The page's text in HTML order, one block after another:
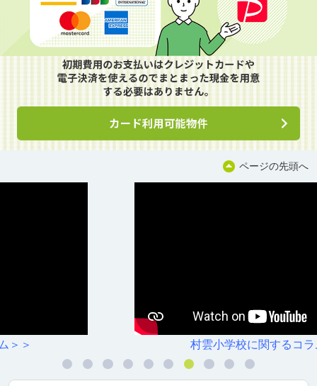
ページの先頭へ
村雲小学校に関するコラム＞＞